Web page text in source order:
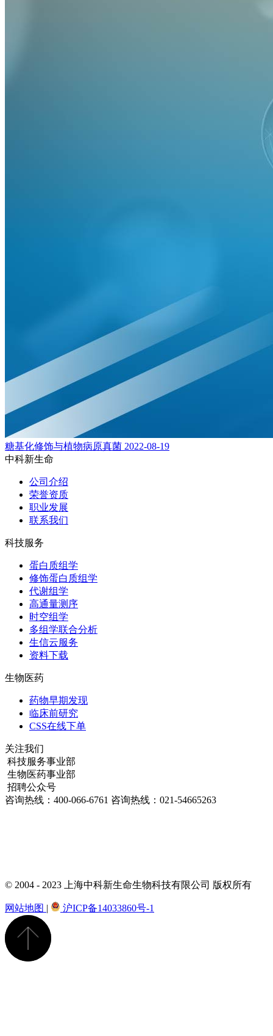
糖基化修饰与植物病原真菌 2022-08-19
中科新生命
公司介绍
荣誉资质
职业发展
联系我们
科技服务
蛋白质组学
修饰蛋白质组学
代谢组学
高通量测序
时空组学
多组学联合分析
生信云服务
资料下载
生物医药
药物早期发现
临床前研究
CSS在线下单
关注我们
科技服务事业部
生物医药事业部
招聘公众号
咨询热线： 400-066-6761 咨询热线： 021-54665263
© 2004 - 2023 上海中科新生命生物科技有限公司 版权所有
网站地图 | 沪ICP备14033860号-1